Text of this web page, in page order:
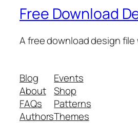
Free Download
A free download design
Blog
About
FAQs
Authors
Events
Shop
Patterns
Themes